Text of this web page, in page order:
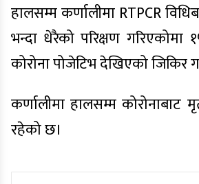
हालसम्म कर्णालीमा RTPCR
भन्दा धेरैको परिक्षण
कोरोना पोजेटिभ देखिएको जिकिर
कर्णालीमा हालसम्म कोरोनाबाट
रहेको छ।